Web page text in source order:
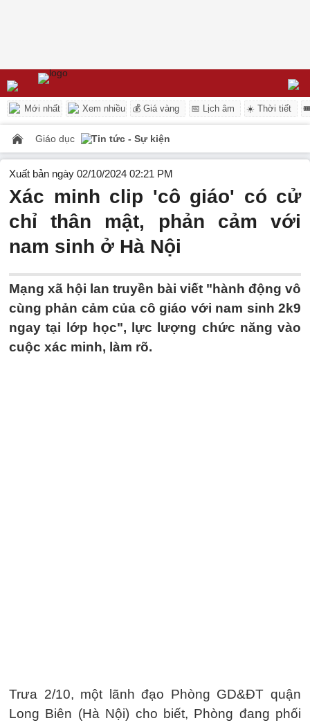
Mới nhất Xem nhiều 💰 Giá vàng 📅 Lịch âm ☀️ Thời tiết
Giáo dục Tin tức - Sự kiện
Xuất bản ngày 02/10/2024 02:21 PM
Xác minh clip 'cô giáo' có cử
chỉ thân mật, phản cảm với
nam sinh ở Hà Nội
Mạng xã hội lan truyền bài viết "hành động vô
cùng phản cảm của cô giáo với nam sinh 2k9
ngay tại lớp học", lực lượng chức năng vào
cuộc xác minh, làm rõ.
Trưa 2/10, một lãnh đạo Phòng GD&ĐT quận
Long Biên (Hà Nội) cho biết, Phòng đang phối